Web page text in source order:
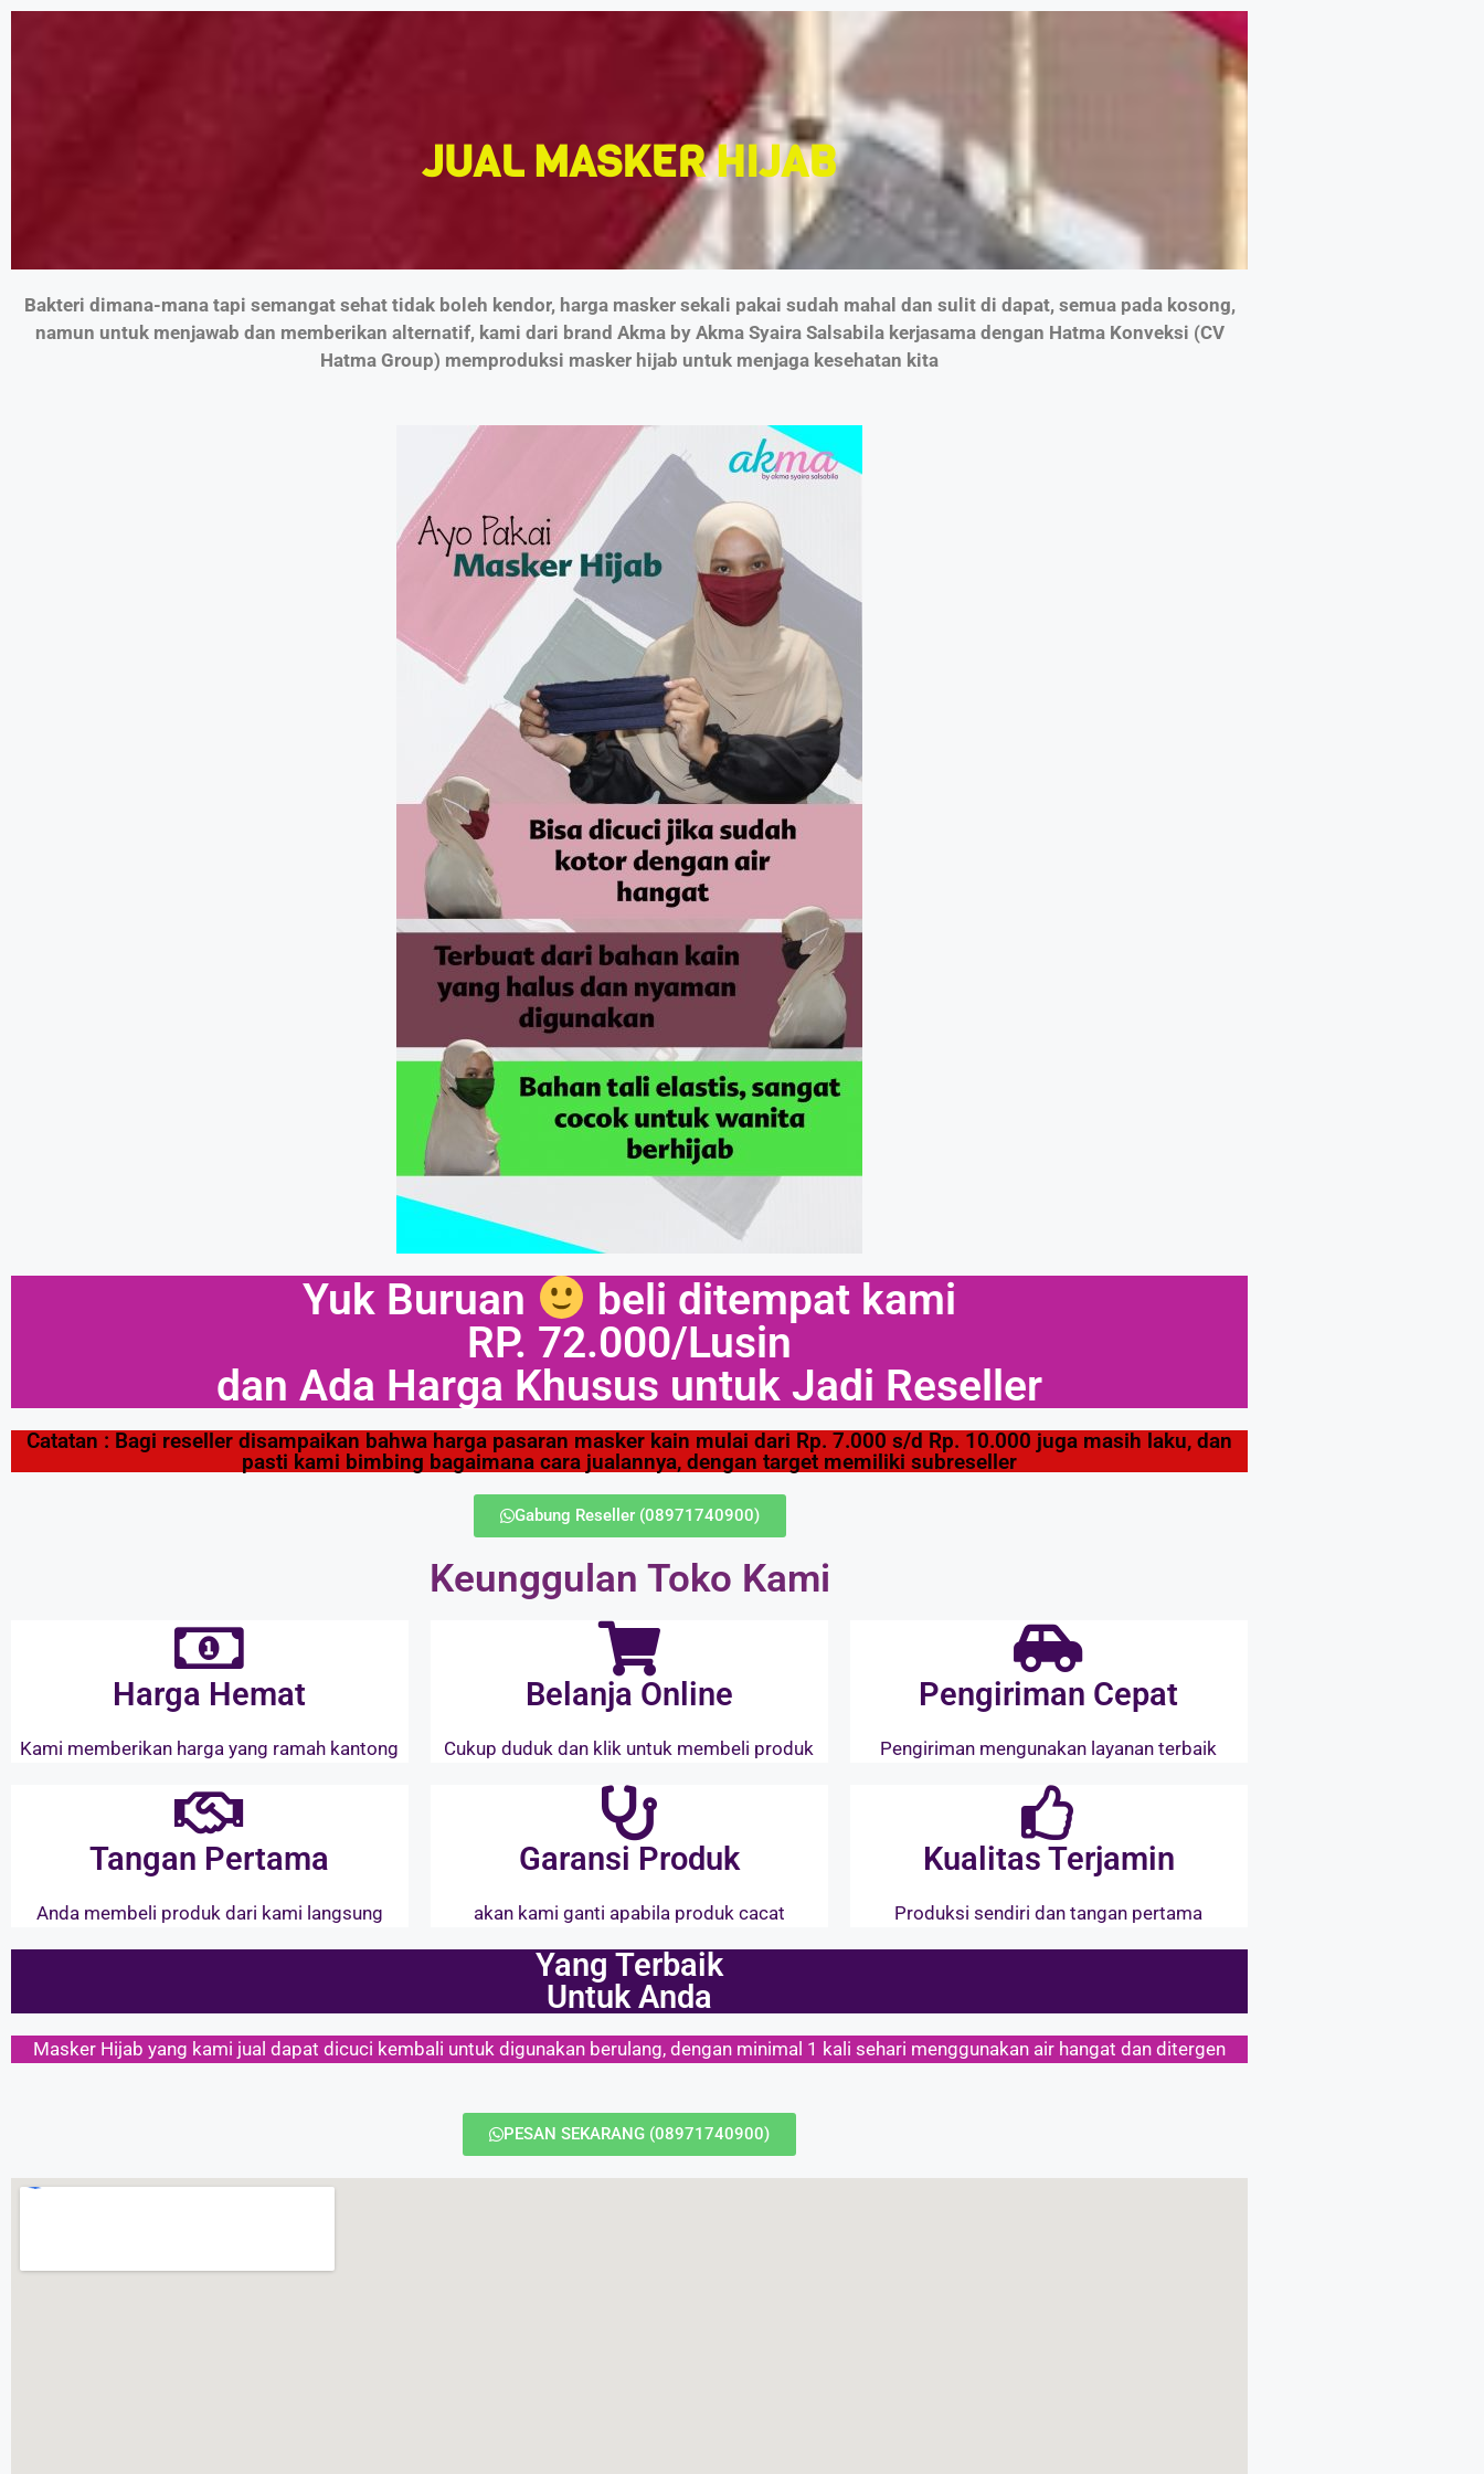
JUAL MASKER HIJAB
Bakteri dimana-mana tapi semangat sehat tidak boleh kendor, harga masker sekali pakai sudah mahal dan sulit di dapat, semua pada kosong,
namun untuk menjawab dan memberikan alternatif, kami dari brand Akma by Akma Syaira Salsabila kerjasama dengan Hatma Konveksi (CV
Hatma Group) memproduksi masker hijab untuk menjaga kesehatan kita
Yuk Buruan
beli ditempat kami
RP. 72.000/Lusin
dan Ada Harga Khusus untuk Jadi Reseller
Catatan : Bagi reseller disampaikan bahwa harga pasaran masker kain mulai dari Rp. 7.000 s/d Rp. 10.000 juga masih laku, dan
pasti kami bimbing bagaimana cara jualannya, dengan target memiliki subreseller
Gabung Reseller (08971740900)
Keunggulan Toko Kami
Harga Hemat
Kami memberikan harga yang ramah kantong
Belanja Online
Cukup duduk dan klik untuk membeli produk
Pengiriman Cepat
Pengiriman mengunakan layanan terbaik
Tangan Pertama
Anda membeli produk dari kami langsung
Garansi Produk
akan kami ganti apabila produk cacat
Kualitas Terjamin
Produksi sendiri dan tangan pertama
Yang Terbaik
Untuk Anda
Masker Hijab yang kami jual dapat dicuci kembali untuk digunakan berulang, dengan minimal 1 kali sehari menggunakan air hangat dan ditergen
PESAN SEKARANG (08971740900)